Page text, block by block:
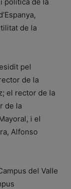
de la
pel
de la
el rector de la
de la
i el
Alfonso
del Valle